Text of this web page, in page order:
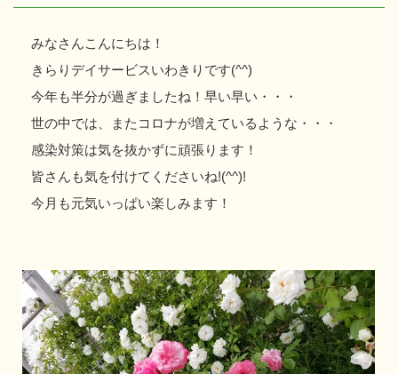
みなさんこんにちは！
きらりデイサービスいわきりです(^^)
今年も半分が過ぎましたね！早い早い・・・
世の中では、またコロナが増えているような・・・
感染対策は気を抜かずに頑張ります！
皆さんも気を付けてくださいね!(^^)!
今月も元気いっぱい楽しみます！